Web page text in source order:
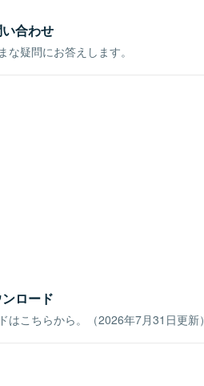
合わせ
疑問にお答えします。
ロード
はこちらから。（2026年7月31日更新）